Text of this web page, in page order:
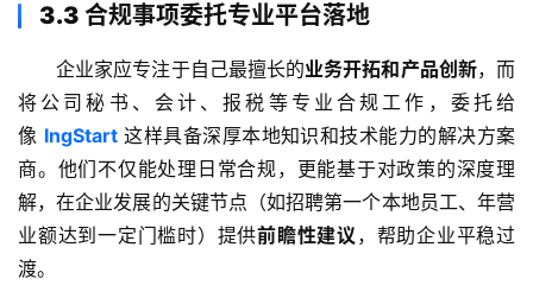
全
融
牌
照
问
答
社
3.3 合规事项委托专业平台落地
企业家应专注于自己最擅长的业务开拓和产品创新，而
将公司秘书、会计、报税等专业合规工作，委托给
像 IngStart 这样具备深厚本地知识和技术能力的解决方案
商。他们不仅能处理日常合规，更能基于对政策的深度理
解，在企业发展的关键节点（如招聘第一个本地员工、年营
业额达到一定门槛时）提供前瞻性建议 ，帮助企业平稳过
渡。